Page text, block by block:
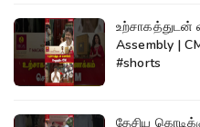
உற்சாகத்துடன்
Assembly |
#shorts
தேசிய